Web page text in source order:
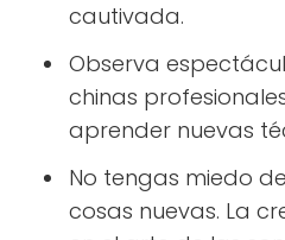
cautivada.
Observa
chinas
aprender nuevas
No tengas miedo
cosas nuevas. La